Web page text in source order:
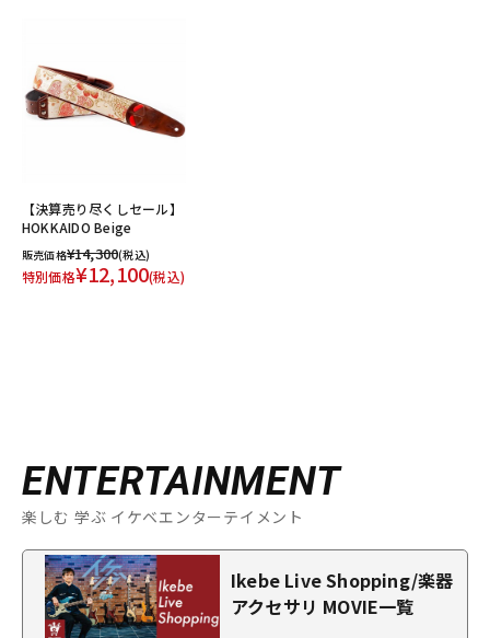
【決算売り尽くしセール】
HOKKAIDO Beige
販売価格¥14,300(税込)
特別価格¥12,100(税込)
ENTERTAINMENT
楽しむ 学ぶ イケベエンターテイメント
Ikebe Live Shopping/楽器
アクセサリ MOVIE一覧